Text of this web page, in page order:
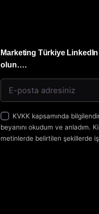
Marketing Türkiye
olun….
KVKK kapsamında
beyanını okudum ve anladım.
metinlerde belirtilen şekillerde
ve izin veriyorum.